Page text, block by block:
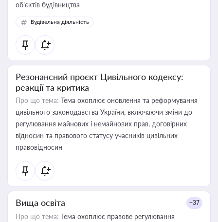
об’єктів будівництва
Будівельна діяльність
Резонансний проєкт Цивільного кодексу:
реакції та критика
Про що тема: Тема охоплює оновлення та реформування
цивільного законодавства України, включаючи зміни до
регулювання майнових і немайнових прав, договірних
відносин та правового статусу учасників цивільних
правовідносин
Вища освіта +37
Про що тема: Тема охоплює правове регулювання